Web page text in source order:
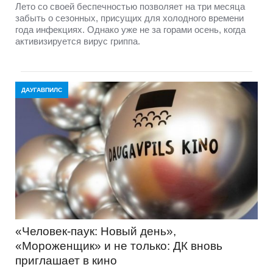
Лето со своей беспечностью позволяет на три месяца
забыть о сезонных, присущих для холодного времени
года инфекциях. Однако уже не за горами осень, когда
активизируется вирус гриппа.
ДАУГАВПИЛС
«Человек-паук: Новый день»,
«Мороженщик» и не только: ДК вновь
приглашает в кино